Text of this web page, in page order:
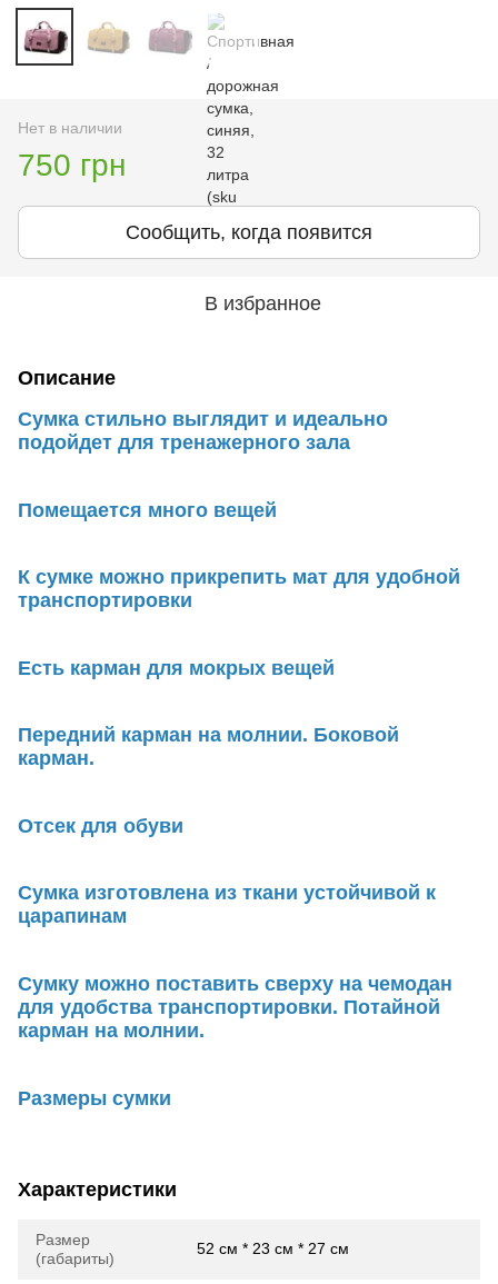
Нет в наличии
750 грн
Сообщить, когда появится
В избранное
Описание
Сумка стильно выглядит и идеально
подойдет для тренажерного зала
Помещается много вещей
К сумке можно прикрепить мат для удобной
транспортировки
Есть карман для мокрых вещей
Передний карман на молнии. Боковой
карман.
Отсек для обуви
Сумка изготовлена из ткани устойчивой к
царапинам
Сумку можно поставить сверху на чемодан
для удобства транспортировки. Потайной
карман на молнии.
Размеры сумки
Характеристики
Размер
(габариты)
52 см * 23 см * 27 см